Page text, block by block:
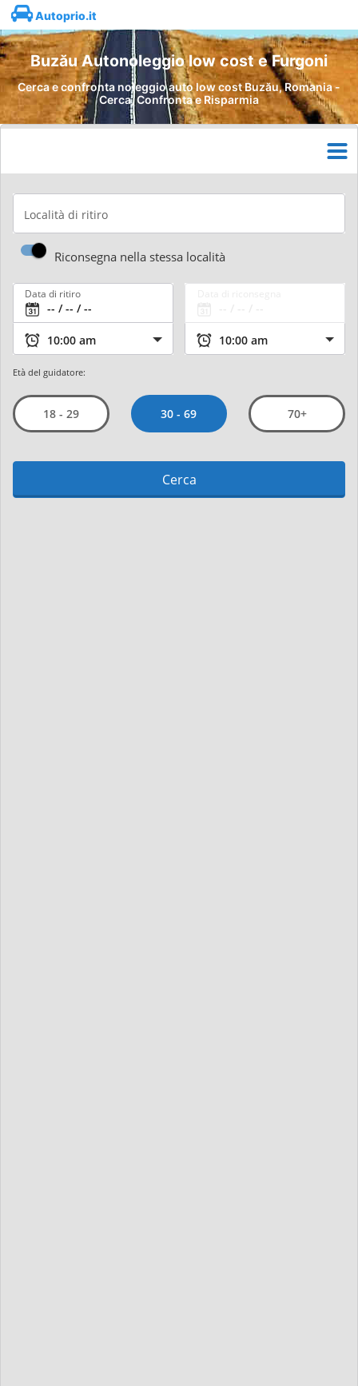
Autoprio.it
Buzău Autonoleggio low cost e Furgoni
Cerca e confronta noleggio auto low cost Buzău, Romania -
Cerca, Confronta e Risparmia
Località di ritiro
Riconsegna nella stessa località
Data di ritiro
Età del guidatore:
18 - 29 30 - 69 70+
Cerca